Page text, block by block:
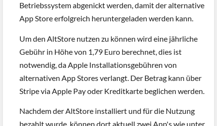
Betriebssystem abgenickt werden, damit der alternative
App Store erfolgreich heruntergeladen werden kann.
Um den AltStore nutzen zu können wird eine jährliche
Gebühr in Höhe von 1,79 Euro berechnet, dies ist
notwendig, da Apple Installationsgebühren von
alternativen App Stores verlangt. Der Betrag kann über
Stripe via Apple Pay oder Kreditkarte beglichen werden.
Nachdem der AltStore installiert und für die Nutzung
bezahlt wurde, können dort aktuell zwei App's wie unter